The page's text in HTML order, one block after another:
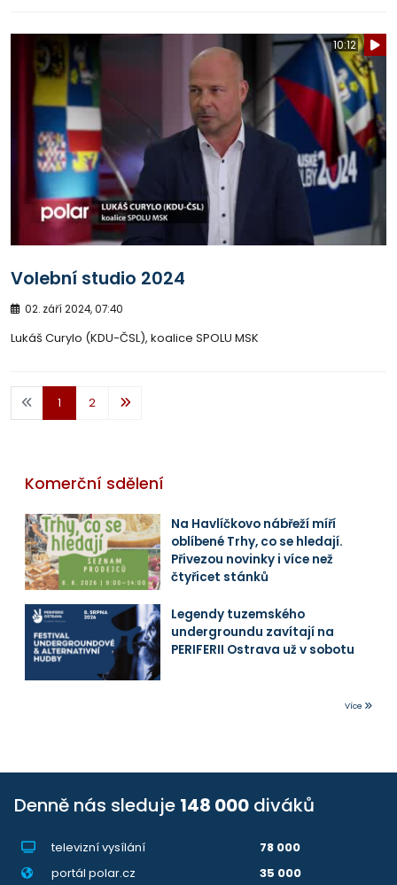
10:12
Volební studio 2024
02. září 2024, 07:40
Lukáš Curylo (KDU-ČSL), koalice SPOLU MSK
1 2
Komerční sdělení
Na Havlíčkovo nábřeží míří
oblíbené Trhy, co se hledají.
Přivezou novinky i více než
čtyřicet stánků
Legendy tuzemského
undergroundu zavítají na
PERIFERII Ostrava už v sobotu
Více
Denně nás sleduje 148 000 diváků
televizní vysílání
78 000
portál polar.cz
35 000